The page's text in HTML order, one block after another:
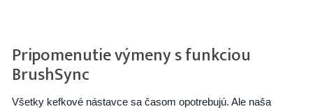
Pripomenutie výmeny s funkciou
BrushSync
Všetky kefkové nástavce sa časom opotrebujú. Ale naša